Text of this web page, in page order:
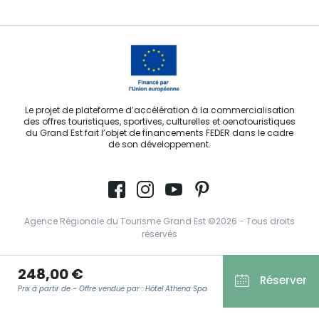
248,00 €
Prix à partir de - Offre vendue par : Hôtel Athena Spa Réserver
Le projet de plateforme d’accélération à la commercialisation
des offres touristiques, sportives, culturelles et oenotouristiques
du Grand Est fait l’objet de financements FEDER dans le cadre
de son développement.
Agence Régionale du Tourisme Grand Est ©2026 - Tous droits
réservés
Mentions légales